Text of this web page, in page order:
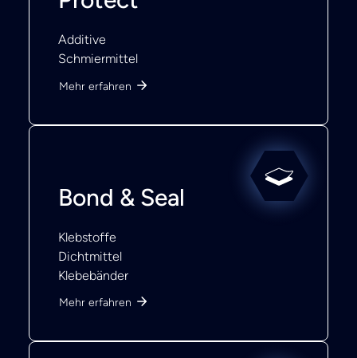
Additive
Schmiermittel
Mehr erfahren
Bond & Seal
Klebstoffe
Dichtmittel
Klebebänder
Mehr erfahren